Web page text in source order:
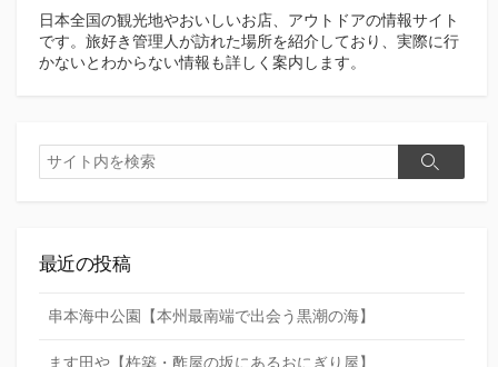
日本全国の観光地やおいしいお店、アウトドアの情報サイト
です。旅好き管理人が訪れた場所を紹介しており、実際に行
かないとわからない情報も詳しく案内します。
検
索
検
最近の投稿
串本海中公園【本州最南端で出会う黒潮の海】
ます田や【杵築・酢屋の坂にあるおにぎり屋】